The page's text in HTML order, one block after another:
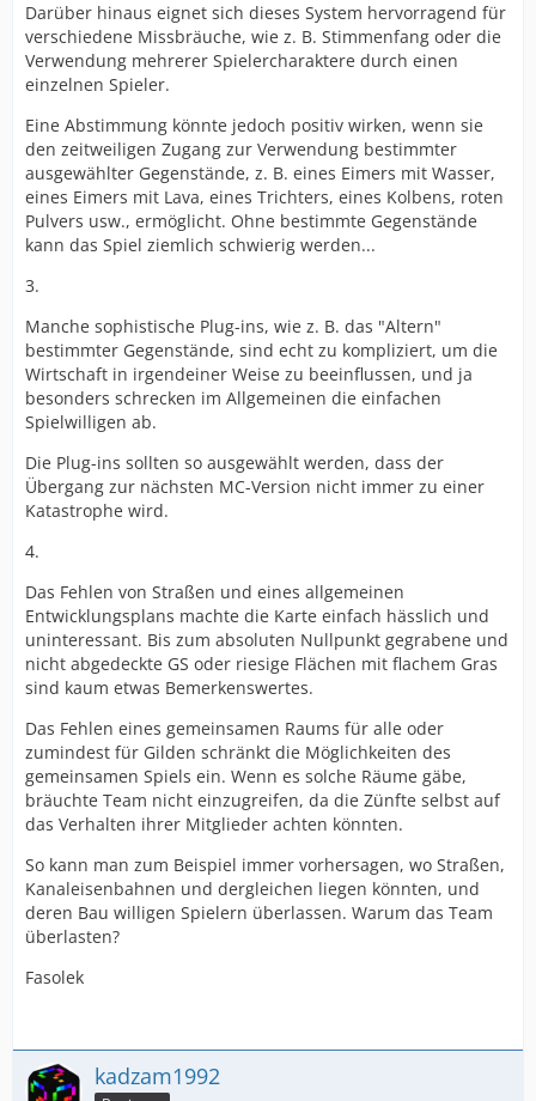
Darüber hinaus eignet sich dieses System hervorragend für
verschiedene Missbräuche, wie z. B. Stimmenfang oder die
Verwendung mehrerer Spielercharaktere durch einen
einzelnen Spieler.
Eine Abstimmung könnte jedoch positiv wirken, wenn sie
den zeitweiligen Zugang zur Verwendung bestimmter
ausgewählter Gegenstände, z. B. eines Eimers mit Wasser,
eines Eimers mit Lava, eines Trichters, eines Kolbens, roten
Pulvers usw., ermöglicht. Ohne bestimmte Gegenstände
kann das Spiel ziemlich schwierig werden...
3.
Manche sophistische Plug-ins, wie z. B. das "Altern"
bestimmter Gegenstände, sind echt zu kompliziert, um die
Wirtschaft in irgendeiner Weise zu beeinflussen, und ja
besonders schrecken im Allgemeinen die einfachen
Spielwilligen ab.
Die Plug-ins sollten so ausgewählt werden, dass der
Übergang zur nächsten MC-Version nicht immer zu einer
Katastrophe wird.
4.
Das Fehlen von Straßen und eines allgemeinen
Entwicklungsplans machte die Karte einfach hässlich und
uninteressant. Bis zum absoluten Nullpunkt gegrabene und
nicht abgedeckte GS oder riesige Flächen mit flachem Gras
sind kaum etwas Bemerkenswertes.
Das Fehlen eines gemeinsamen Raums für alle oder
zumindest für Gilden schränkt die Möglichkeiten des
gemeinsamen Spiels ein. Wenn es solche Räume gäbe,
bräuchte Team nicht einzugreifen, da die Zünfte selbst auf
das Verhalten ihrer Mitglieder achten könnten.
So kann man zum Beispiel immer vorhersagen, wo Straßen,
Kanaleisenbahnen und dergleichen liegen könnten, und
deren Bau willigen Spielern überlassen. Warum das Team
überlasten?
Fasolek
kadzam1992